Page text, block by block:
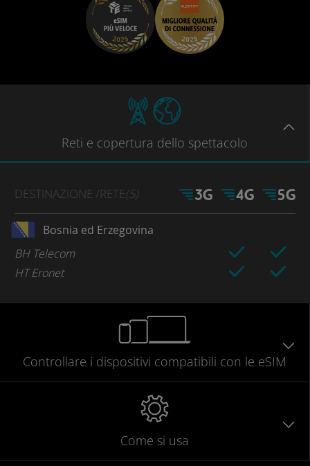
Reti e copertura dello spettacolo
DESTINAZIONE /RETE(S)
Bosnia ed Erzegovina
BH Telecom
HT Eronet
Controllare i dispositivi compatibili con le eSIM
Come si usa